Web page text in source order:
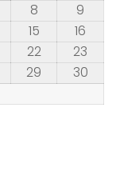
8
9
15
16
22
23
29
30